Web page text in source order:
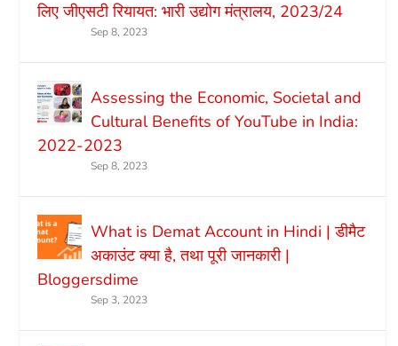
लिए जीएसटी रियायत: भारी उद्योग मंत्रालय, 2023/24
Sep 8, 2023
Assessing the Economic, Societal and
Cultural Benefits of YouTube in India:
2022-2023
Sep 8, 2023
What is Demat Account in Hindi | डीमैट
अकाउंट क्या है, तथा पूरी जानकारी |
Bloggersdime
Sep 3, 2023